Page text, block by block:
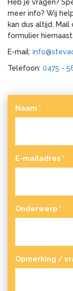
Heb je vragen?
meer info? Wij
kan dus altijd.
formulier hiernaast.
E-mail:
Telefoon: 0475 -
Naam *
E-mailadres *
Onderwerp *
Opmerking /